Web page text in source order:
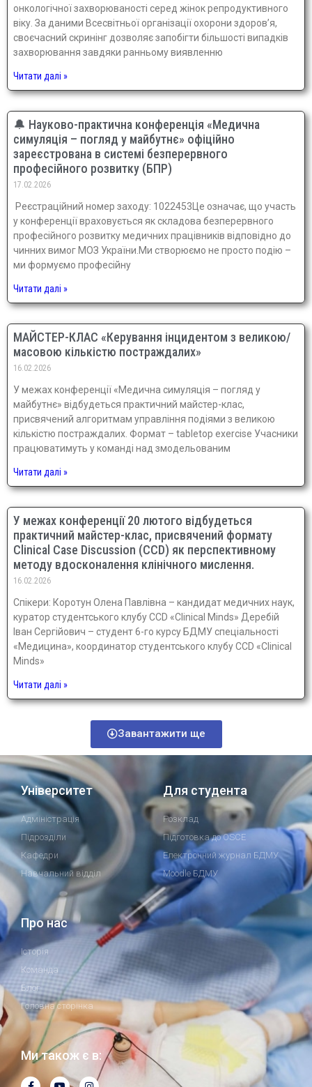
онкологічної захворюваності серед жінок репродуктивного
віку. За даними Всесвітньої організації охорони здоров’я,
своєчасний скринінг дозволяє запобігти більшості випадків
захворювання завдяки ранньому виявленню
Читати далі »
🔔 Науково-практична конференція «Медична
симуляція – погляд у майбутнє» офіційно
зареєстрована в системі безперервного
професійного розвитку (БПР)
17.02.2026
Реєстраційний номер заходу: 1022453Це означає, що участь
у конференції враховується як складова безперервного
професійного розвитку медичних працівників відповідно до
чинних вимог МОЗ України.Ми створюємо не просто подію –
ми формуємо професійну
Читати далі »
МАЙСТЕР-КЛАС «Керування інцидентом з великою/
масовою кількістю постраждалих»
16.02.2026
У межах конференції «Медична симуляція – погляд у
майбутнє» відбудеться практичний майстер-клас,
присвячений алгоритмам управління подіями з великою
кількістю постраждалих. Формат – tabletop exercise Учасники
працюватимуть у команді над змодельованим
Читати далі »
У межах конференції 20 лютого відбудеться
практичний майстер-клас, присвячений формату
Clinical Case Discussion (CCD) як перспективному
методу вдосконалення клінічного мислення.
16.02.2026
Спікери: Коротун Олена Павлівна – кандидат медичних наук,
куратор студентського клубу CCD «Clinical Minds» Деребій
Іван Сергійович – студент 6-го курсу БДМУ спеціальності
«Медицина», координатор студентського клубу CCD «Clinical
Minds»
Читати далі »
Завантажити ще
Університет
Адміністрація
Підрозділи
Кафедри
Навчальний відділ
Для студента
Розклад
Підготовка до OSCE
Електронний журнал БДМУ
Moodle БДМУ
Про нас
Історія
Команда
Блог
Головна сторінка
Ми також є в: